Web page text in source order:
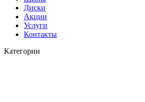
Диски
Акции
Услуги
Контакты
Категории